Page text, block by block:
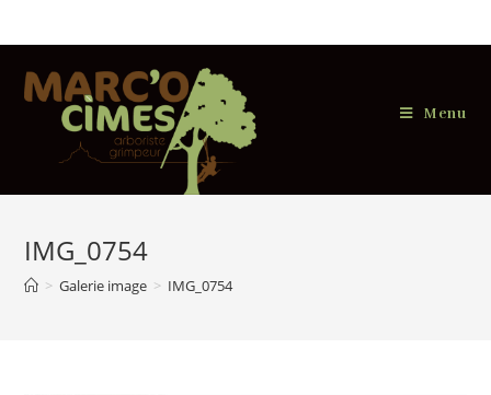
to
content
Menu
IMG_0754
> Galerie image > IMG_0754